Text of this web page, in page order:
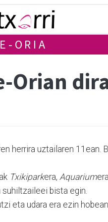
ORIA
Orian
herrira uztailaren 11ean.
Txikiparkera, Aquariumera
bista egin.
eta udara era ezin hobean